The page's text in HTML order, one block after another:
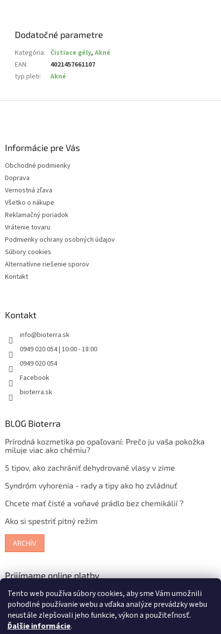
Tento web používa súbory cookies, aby sme Vám umožnili
pohodlné používanie webu a vďaka analýze prevádzky webu
neustále zlepšovali jeho funkcie, výkon a použiteľnosť.
Ďalšie informácie.
Dodatočné parametre
Kategória: Čistiace gély, Akné
EAN:
4021457661107
typ pleti: Akné
Informácie pre Vás
Obchodné podmienky
Doprava
Vernostná zľava
Všetko o nákupe
Reklamačný poriadok
Vrátenie tovaru
Podmienky ochrany osobných údajov
Súbory cookies
Alternatívne riešenie sporov
Kontakt
Kontakt
info@bioterra.sk
0949 020 054 | 10:00 - 18:00
0949 020 054
Facebook
bioterra.sk
BLOG Bioterra
Prírodná kozmetika po opaľovaní: Prečo ju vaša pokožka
miluje viac ako chémiu?
5 tipov, ako zachrániť dehydrované vlasy v zime
Syndróm vyhorenia - rady a tipy ako ho zvládnuť
Chcete mať čisté a voňavé prádlo bez chemikálií ?
Ako si spestriť pitný režim
ARCHÍV
Prijímame online platby